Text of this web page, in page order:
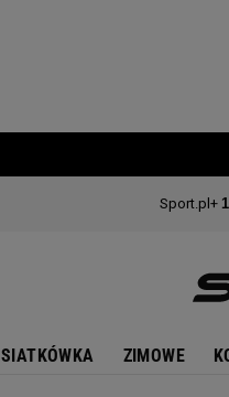
SIATKÓWKA ZIMOWE